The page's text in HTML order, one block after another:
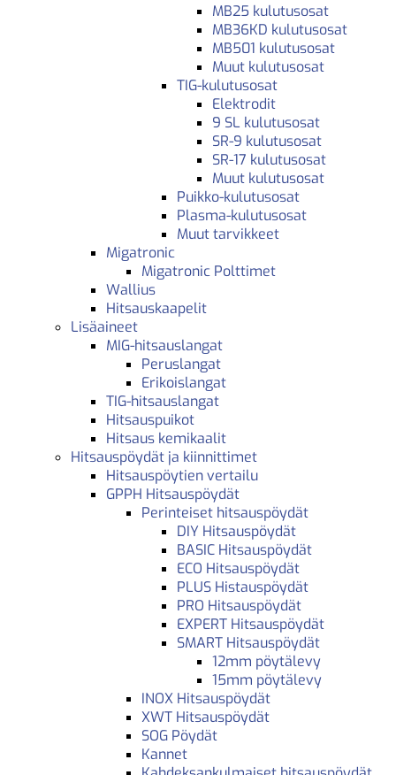
MB25 kulutusosat
MB36KD kulutusosat
MB501 kulutusosat
Muut kulutusosat
TIG-kulutusosat
Elektrodit
9 SL kulutusosat
SR-9 kulutusosat
SR-17 kulutusosat
Muut kulutusosat
Puikko-kulutusosat
Plasma-kulutusosat
Muut tarvikkeet
Migatronic
Migatronic Polttimet
Wallius
Hitsauskaapelit
Lisäaineet
MIG-hitsauslangat
Peruslangat
Erikoislangat
TIG-hitsauslangat
Hitsauspuikot
Hitsaus kemikaalit
Hitsauspöydät ja kiinnittimet
Hitsauspöytien vertailu
GPPH Hitsauspöydät
Perinteiset hitsauspöydät
DIY Hitsauspöydät
BASIC Hitsauspöydät
ECO Hitsauspöydät
PLUS Histauspöydät
PRO Hitsauspöydät
EXPERT Hitsauspöydät
SMART Hitsauspöydät
12mm pöytälevy
15mm pöytälevy
INOX Hitsauspöydät
XWT Hitsauspöydät
SOG Pöydät
Kannet